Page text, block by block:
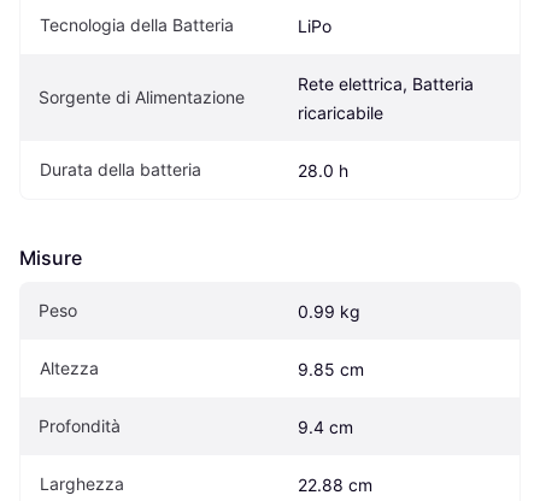
Tecnologia della Batteria LiPo
Sorgente di Alimentazione
Rete elettrica, Batteria
ricaricabile
Durata della batteria 28.0 h
Misure
Peso 0.99 kg
Altezza 9.85 cm
Profondità 9.4 cm
Larghezza 22.88 cm